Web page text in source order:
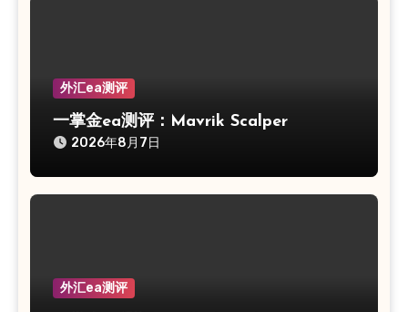
外汇ea测评
一掌金ea测评：Mavrik Scalper
2026年8月7日
外汇ea测评